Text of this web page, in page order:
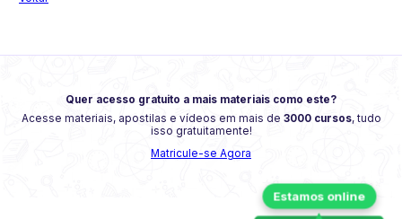
Quer acesso gratuito a mais materiais como este?
Acesse materiais, apostilas e vídeos em mais de 3000 cursos, tudo
isso gratuitamente!
Matricule-se Agora